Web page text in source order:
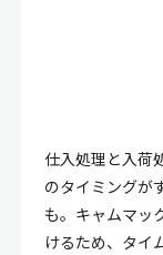
仕入処理と入荷
のタイミングが
も。キャムマッ
けるため、タイ